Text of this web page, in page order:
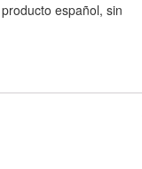
producto español, sin